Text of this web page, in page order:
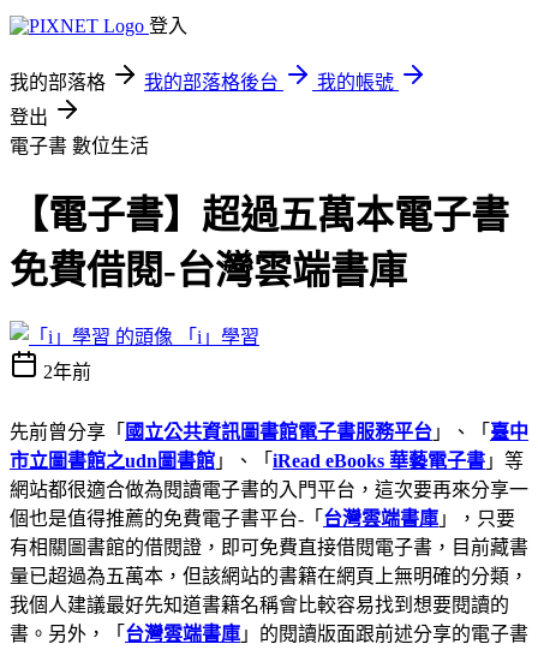
登入
我的部落格 我的部落格後台
我的帳號
登出
電子書 數位生活
【電子書】超過五萬本電子書
免費借閱-台灣雲端書庫
「i」學習
2年前
先前曾分享「 國立公共資訊圖書館電子書服務平台 」、「 臺中
市立圖書館之udn圖書館 」、「 iRead eBooks 華藝電子書 」等
網站都很適合做為閱讀電子書的入門平台，這次要再來分享一
個也是值得推薦的免費電子書平台-「 台灣雲端書庫 」，只要
有相關圖書館的借閱證，即可免費直接借閱電子書，目前藏書
量已超過為五萬本，但該網站的書籍在網頁上無明確的分類，
我個人建議最好先知道書籍名稱會比較容易找到想要閱讀的
書。另外，「 台灣雲端書庫 」的閱讀版面跟前述分享的電子書